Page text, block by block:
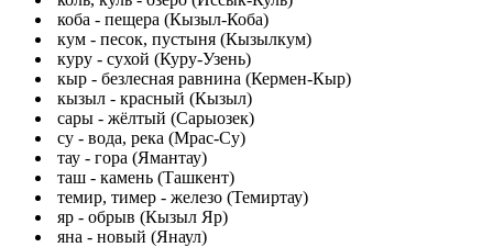
коба - пещера (Кызыл-Коба)
кум - песок, пустыня (Кызылкум)
куру - сухой (Куру-Узень)
кыр - безлесная равнина (Кермен-Кыр)
кызыл - красный (Кызыл)
сары - жёлтый (Сарыозек)
су - вода, река (Мрас-Су)
тау - гора (Ямантау)
таш - камень (Ташкент)
темир, тимер - железо (Темиртау)
яр - обрыв (Кызыл Яр)
яна - новый (Янаул)